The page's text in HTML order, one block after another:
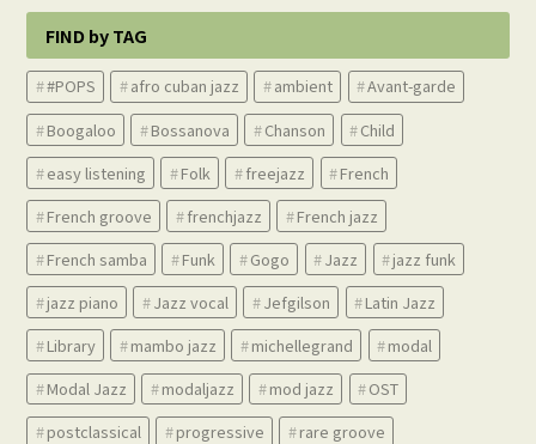
FIND by TAG
#POPS afro cuban jazz ambient
Avant-garde
Boogaloo
Bossanova Chanson
Child
easy listening
Folk freejazz
French
French groove
frenchjazz
French jazz
French samba
Funk Gogo Jazz
jazz funk
jazz piano
Jazz vocal Jefgilson
Latin Jazz
Library
mambo jazz michellegrand
modal
Modal Jazz
modaljazz mod jazz
OST
postclassical
progressive
rare groove